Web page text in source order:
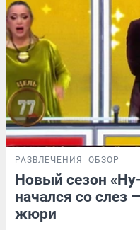
РАЗВЛЕЧЕНИЯ ОБЗОР
Новый сезон
начался со слез
жюри